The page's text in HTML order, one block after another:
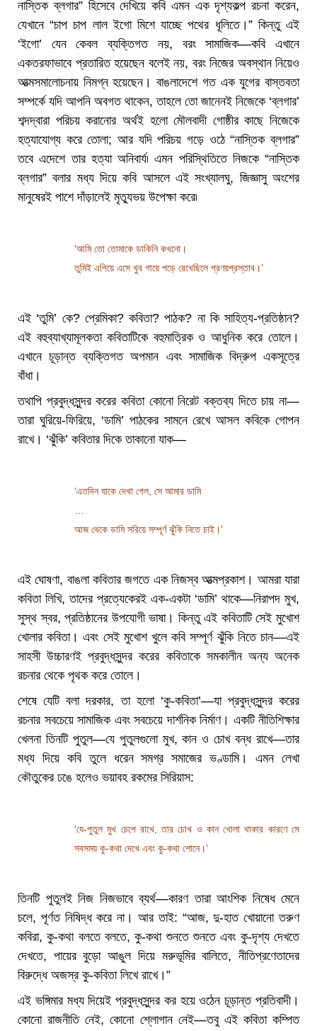
নাস্তিক ব্লগার” হিসেবে দেখিয়ে কবি এমন এক দৃশ্যকল্প রচনা করেন,
যেখানে “চাপ চাপ লাল ইগো মিশে যাচ্ছে পথের ধূলিতে।” কিন্তু এই
‘ইগো’ যেন কেবল ব্যক্তিগত নয়, বরং সামাজিক—কবি এখানে
একতরফাভাবে প্রতারিত হয়েছেন বলেই নয়, বরং নিজের অবস্থান নিয়েও
আত্মসমালোচনায় নিমগ্ন হয়েছেন। বাঙলাদেশে গত এক যুগের বাস্তবতা
সম্পর্কে যদি আপনি অবগত থাকেন, তাহলে তো জানেনই নিজেকে ‘ব্লগার’
শব্দদ্বারা পরিচয় করানোর অর্থই হলো মৌলবাদী গোষ্ঠীর কাছে নিজেকে
হত্যাযোগ্য করে তোলা; আর যদি পরিচয় গড়ে ওঠে “নাস্তিক ব্লগার”
তবে এদেশে তার হত্যা অনিবার্য৷ এমন পরিস্থিতিতে নিজকে “নাস্তিক
ব্লগার” বলার মধ্য দিয়ে কবি আসলে এই সংখ্যালঘু, জিজ্ঞাসু অংশের
মানুষেরই পাশে দাঁড়ালেই মৃত্যুভয় উপেক্ষা করে৷
‘আমি তো তোমাকে ডাকিনি কখনো।
তুমিই এগিয়ে এসে খুব গায়ে পড়ে রেখেছিলে প্রণয়প্রস্তাব।’
এই ‘তুমি’ কে? প্রেমিকা? কবিতা? পাঠক? না কি সাহিত্য-প্রতিষ্ঠান?
এই বহুব্যাখ্যামূলকতা কবিতাটিকে বহুমাত্রিক ও আধুনিক করে তোলে।
এখানে চূড়ান্ত ব্যক্তিগত অপমান এবং সামাজিক বিদ্রুপ একসূত্রে
বাঁধা।
তথাপি প্রবুদ্ধসুন্দর করের কবিতা কোনো নিরেট বক্তব্য দিতে চায় না—
তারা ঘুরিয়ে-ফিরিয়ে, ‘ডামি’ পাঠকের সামনে রেখে আসল কবিকে গোপন
রাখে। ‘ঝুঁকি’ কবিতার দিকে তাকানো যাক—
‘এতদিন যাকে দেখা গেল, সে আমার ডামি
আজ থেকে ডামি সরিয়ে সম্পূর্ণ ঝুঁকি নিতে চাই।’
এই ঘোষণা, বাঙলা কবিতার জগতে এক নিজস্ব আত্মপ্রকাশ। আমরা যারা
কবিতা লিখি, তাদের প্রত্যেকেরই এক-একটা ‘ডামি’ থাকে—নিরাপদ মুখ,
সুস্থ স্বর, প্রতিষ্ঠানের উপযোগী ভাষা। কিন্তু এই কবিতাটি সেই মুখোশ
খোলার কবিতা। এবং সেই মুখোশ খুলে কবি সম্পূর্ণ ঝুঁকি নিতে চান—এই
সাহসী উচ্চারণই প্রবুদ্ধসুন্দর করের কবিতাকে সমকালীন অন্য অনেক
রচনার থেকে পৃথক করে তোলে।
শেষে যেটি বলা দরকার, তা হলো ‘কু-কবিতা’—যা প্রবুদ্ধসুন্দর করের
রচনার সবচেয়ে সামাজিক এবং সবচেয়ে দার্শনিক নির্মাণ। একটি নীতিশিক্ষার
খেলনা তিনটি পুতুল—যে পুতুলগুলো মুখ, কান ও চোখ বন্ধ রাখে—তার
মধ্য দিয়ে কবি তুলে ধরেন সমগ্র সমাজের ভণ্ডামি। এমন লেখা
কৌতুকের ঢঙে হলেও ভয়াবহ রকমের সিরিয়াস:
‘যে-পুতুল মুখ চেপে রাখে, তার চোখ ও কান খোলা থাকার কারণে সে
সবসময় কু-কথা দেখে এবং কু-কথা শোনে।’
তিনটি পুতুলই নিজ নিজভাবে ব্যর্থ—কারণ তারা আংশিক নিষেধ মেনে
চলে, পূর্ণত নিষিদ্ধ করে না। আর তাই: “আজ, দু-হাত খোয়ানো তরুণ
কবিরা, কু-কথা বলতে বলতে, কু-কথা শুনতে শুনতে এবং কু-দৃশ্য দেখতে
দেখতে, পায়ের বুড়ো আঙুল দিয়ে মরুভূমির বালিতে, নীতিপ্রণেতাদের
বিরুদ্ধে অজস্র কু-কবিতা লিখে রাখে।”
এই ভঙ্গিমার মধ্য দিয়েই প্রবুদ্ধসুন্দর কর হয়ে ওঠেন চূড়ান্ত প্রতিবাদী।
কোনো রাজনীতি নেই, কোনো শ্লোগান নেই—তবু এই কবিতা কম্পিত